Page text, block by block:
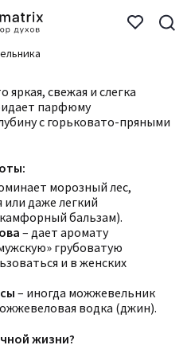
свежая и слегка
парфюму
с горьковато-пряными
морозный лес,
даже легкий
бальзам).
– дает аромату
грубоватую
и в женских
– иногда можжевельник
водка (джин).
жизни?